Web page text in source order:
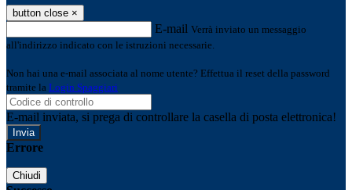
button close ×
E-mail Verrà inviato un messaggio
all'indirizzo indicato con le istruzioni necessarie.
Non hai una e-mail associata al nome utente? Effettua il reset della password
tramite la Login Spaggiari
E-mail inviata, si prega di controllare la casella di posta elettronica!
Errore
Chiudi